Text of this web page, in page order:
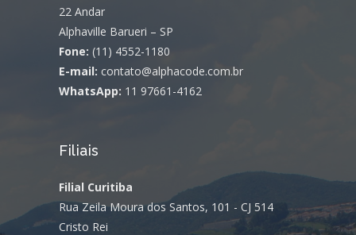
22 Andar
Alphaville Barueri – SP
Fone: (11) 4552-1180
E-mail: contato@alphacode.com.br
WhatsApp: 11 97661-4162
Filiais
Filial Curitiba
Rua Zeila Moura dos Santos, 101 - CJ 514
Cristo Rei